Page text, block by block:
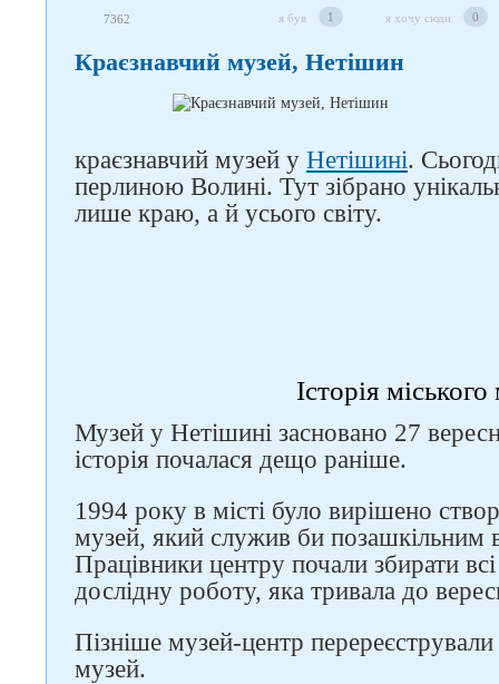
7362 я був 1 я хочу сюди 0
Краєзнавчий музей, Нетішин
краєзнавчий музей у Нетішині.
перлиною Волині. Тут зібрано
лише краю, а й усього світу.
Історія
Музей у Нетішині засновано 27
історія почалася дещо раніше.
1994 року в місті було вирішено
музей, який служив би позашкільним
Працівники центру почали збирати
дослідну роботу, яка тривала до
Пізніше музей-центр
музей.